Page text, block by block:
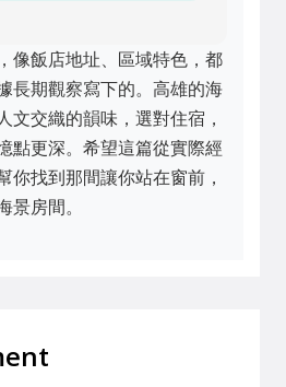
像飯店地址、區域特色，都
長期觀察寫下的。高雄的海
文交織的韻味，選對住宿，
點更深。希望這篇從實際經
你找到那間讓你站在窗前，
景房間。